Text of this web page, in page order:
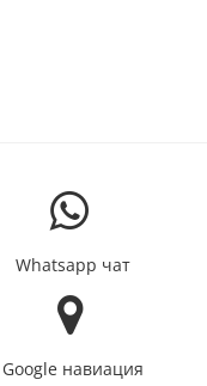
Whatsapp чат
Google навиация